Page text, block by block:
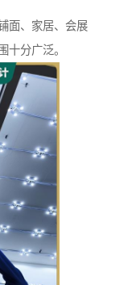
面、家居、会展
十分广泛。